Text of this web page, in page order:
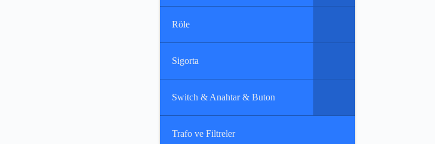
Röle
Sigorta
Switch & Anahtar & Buton
Trafo ve Filtreler